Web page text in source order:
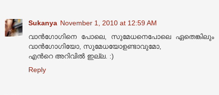
Sukanya November 1, 2010 at 12:59 AM
വാന്‍ഗോഗിനെ പോലെ, സുമേധനെപോലെ ഏതെങ്കിലും
വാന്‍ഗോഗിയോ, സുമേധയോഉണ്ടാവുമോ,
എന്‍റെ അറിവില്‍ ഇല്ല. :)
Reply